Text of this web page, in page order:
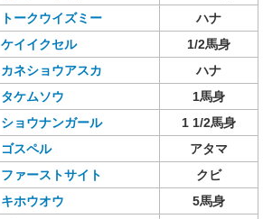
トークウイズミー
ハナ
ケイイクセル
1/2馬身
カネショウアスカ
ハナ
タケムソウ
1馬身
ショウナンガール
1 1/2馬身
ゴスペル
アタマ
ファーストサイト
クビ
キホウオウ
5馬身